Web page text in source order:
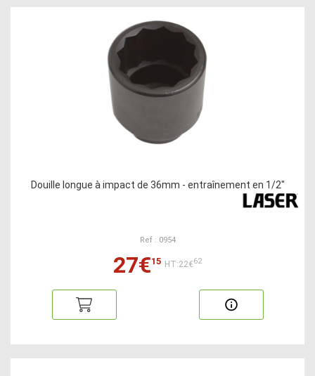
Douille longue à impact de 36mm - entraînement en 1/2"
Ref : 0954
27€15 HT:22€62